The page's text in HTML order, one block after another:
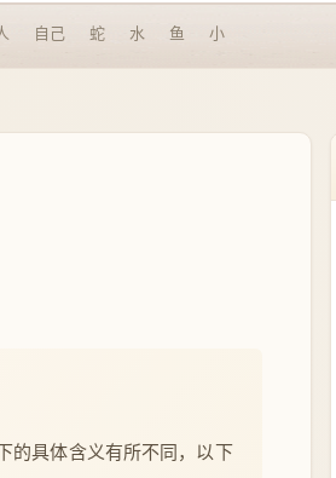
自己 蛇 水 鱼 小
的具体含义有所不同，以下